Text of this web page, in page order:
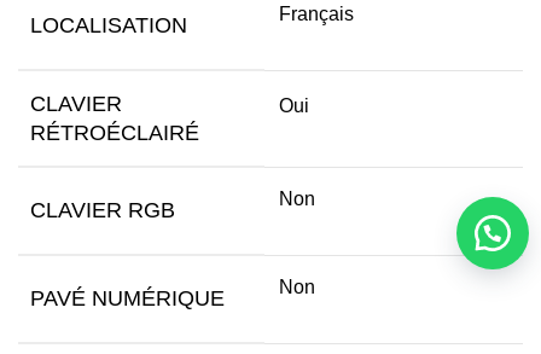
LOCALISATION Français
CLAVIER
RÉTROÉCLAIRÉ
Oui
CLAVIER RGB Non
PAVÉ NUMÉRIQUE Non